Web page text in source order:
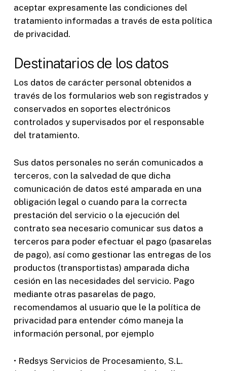
aceptar expresamente las condiciones del
tratamiento informadas a través de esta política
de privacidad.
Destinatarios de los datos
Los datos de carácter personal obtenidos a
través de los formularios web son registrados y
conservados en soportes electrónicos
controlados y supervisados por el responsable
del tratamiento.
Sus datos personales no serán comunicados a
terceros, con la salvedad de que dicha
comunicación de datos esté amparada en una
obligación legal o cuando para la correcta
prestación del servicio o la ejecución del
contrato sea necesario comunicar sus datos a
terceros para poder efectuar el pago (pasarelas
de pago), así como gestionar las entregas de los
productos (transportistas) amparada dicha
cesión en las necesidades del servicio. Pago
mediante otras pasarelas de pago,
recomendamos al usuario que le la política de
privacidad para entender cómo maneja la
información personal, por ejemplo
• Redsys Servicios de Procesamiento, S.L.